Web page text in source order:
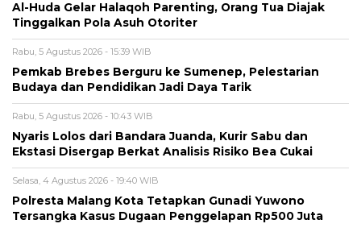
Al-Huda Gelar Halaqoh Parenting, Orang Tua Diajak
Tinggalkan Pola Asuh Otoriter
Rabu, 5 Agustus 2026 - 15:39 WIB
Pemkab Brebes Berguru ke Sumenep, Pelestarian
Budaya dan Pendidikan Jadi Daya Tarik
Rabu, 5 Agustus 2026 - 10:43 WIB
Nyaris Lolos dari Bandara Juanda, Kurir Sabu dan
Ekstasi Disergap Berkat Analisis Risiko Bea Cukai
Selasa, 4 Agustus 2026 - 19:40 WIB
Polresta Malang Kota Tetapkan Gunadi Yuwono
Tersangka Kasus Dugaan Penggelapan Rp500 Juta